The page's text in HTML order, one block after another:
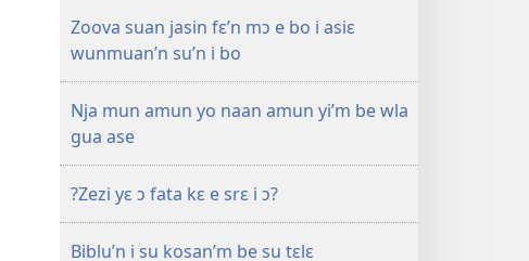
Zoova suan jasin fɛ’n mɔ e bo i asiɛ
wunmuan’n su’n i bo
Nja mun amun yo naan amun yi’m be wla
gua ase
?Zezi yɛ ɔ fata kɛ e srɛ i ɔ?
Biblu’n i su kosan’m be su tɛlɛ